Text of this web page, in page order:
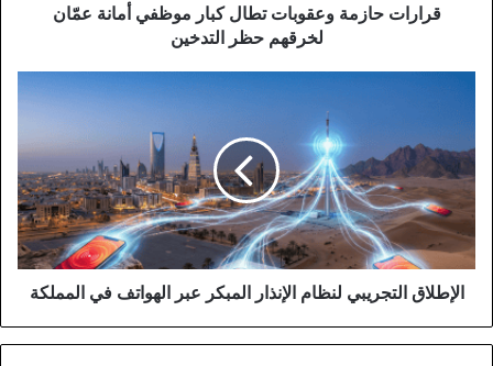
قرارات حازمة وعقوبات تطال كبار موظفي أمانة عمّان
لخرقهم حظر التدخين
لنظام
الإنذار
المبكر
عبر
الهواتف
في
المملكة
الإطلاق التجريبي لنظام الإنذار المبكر عبر الهواتف في المملكة